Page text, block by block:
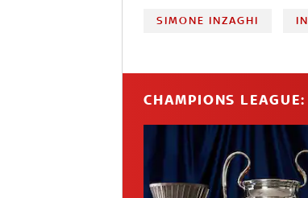
SIMONE INZAGHI
CHAMPIONS